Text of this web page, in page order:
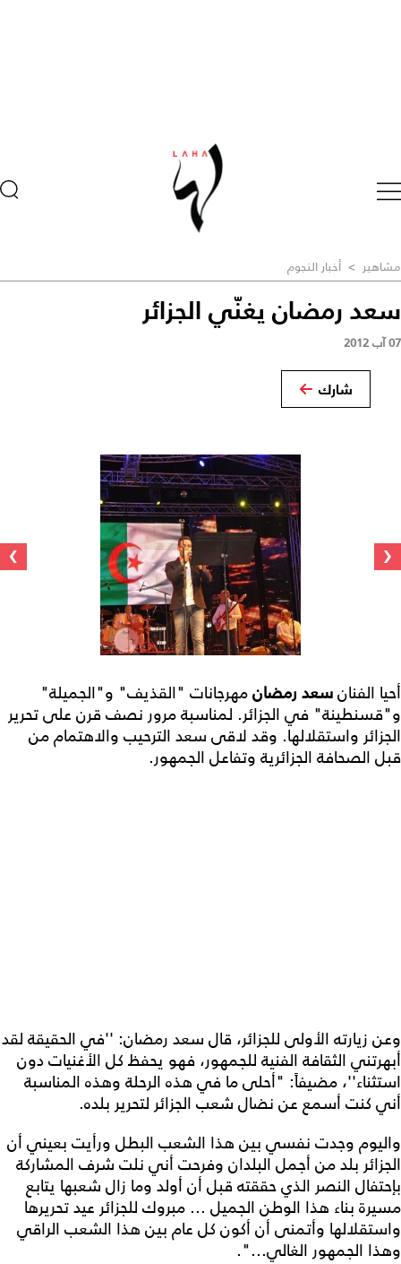
مشاهير > أخبار النجوم
سعد رمضان يغنّي الجزائر
07 آب 2012
شارك
‹
›
أحيا الفنانسعد رمضانمهرجانات "القذيف" و"الجميلة"
و"قسنطينة" في الجزائر. لمناسبة مرور نصف قرن على تحرير
الجزائر واستقلالها. وقد لاقى سعد الترحيب والاهتمام من
قبل الصحافة الجزائرية وتفاعل الجمهور.
وعن زيارته الأولى للجزائر، قال سعد رمضان: ''في الحقيقة لقد
أبهرتني الثقافة الفنية للجمهور، فهو يحفظ كل الأغنيات دون
استثناء''، مضيفاً: "أحلى ما في هذه الرحلة وهذه المناسبة
أني كنت أسمع عن نضال شعب الجزائر لتحرير بلده.
واليوم وجدت نفسي بين هذا الشعب البطل ورأيت بعيني أن
الجزائر بلد من أجمل البلدان وفرحت أني نلت شرف المشاركة
بإحتفال النصر الذي حققته قبل أن أولد وما زال شعبها يتابع
مسيرة بناء هذا الوطن الجميل ... مبروك للجزائر عيد تحريرها
واستقلالها وأتمنى أن أكون كل عام بين هذا الشعب الراقي
وهذا الجمهور الغالي...".